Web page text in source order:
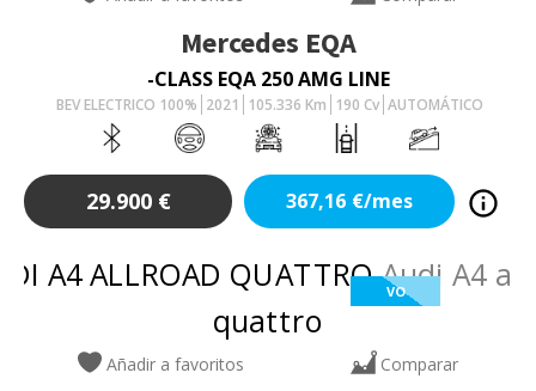
Mercedes EQA
-CLASS EQA 250 AMG LINE
BEV ELECTRICO 100% 2021 105.336 Km 190 Cv AUTOMÁTICO
29.900 € 367,16 €/mes
VO
Añadir a favoritos Comparar